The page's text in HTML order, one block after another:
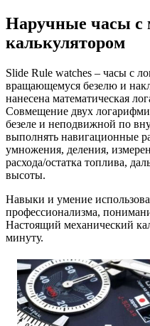
Наручные часы с
калькулятором
Slide Rule watches – часы с
вращающемуся безелю и
нанесена математическая
Совмещение двух
безеле и неподвижной по
выполнять навигационные
умножения, деления,
расхода/остатка топлива,
высоты.
Навыки и умение
профессионализма,
Настоящий механический
минуту.